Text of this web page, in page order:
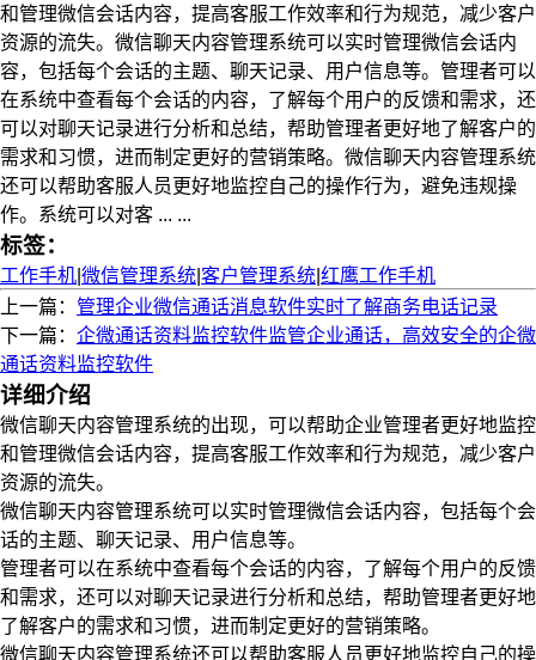
和管理微信会话内容，提高客服工作效率和行为规范，减少客户
资源的流失。微信聊天内容管理系统可以实时管理微信会话内
容，包括每个会话的主题、聊天记录、用户信息等。管理者可以
在系统中查看每个会话的内容，了解每个用户的反馈和需求，还
可以对聊天记录进行分析和总结，帮助管理者更好地了解客户的
需求和习惯，进而制定更好的营销策略。微信聊天内容管理系统
还可以帮助客服人员更好地监控自己的操作行为，避免违规操
作。系统可以对客 ... ...
标签：
工作手机 微信管理系统 客户管理系统 红鹰工作手机
上一篇： 管理企业微信通话消息软件实时了解商务电话记录
下一篇： 企微通话资料监控软件监管企业通话，高效安全的企微
通话资料监控软件
详细介绍
微信聊天内容管理系统的出现，可以帮助企业管理者更好地监控
和管理微信会话内容，提高客服工作效率和行为规范，减少客户
资源的流失。
微信聊天内容管理系统可以实时管理微信会话内容，包括每个会
话的主题、聊天记录、用户信息等。
管理者可以在系统中查看每个会话的内容，了解每个用户的反馈
和需求，还可以对聊天记录进行分析和总结，帮助管理者更好地
了解客户的需求和习惯，进而制定更好的营销策略。
微信聊天内容管理系统还可以帮助客服人员更好地监控自己的操